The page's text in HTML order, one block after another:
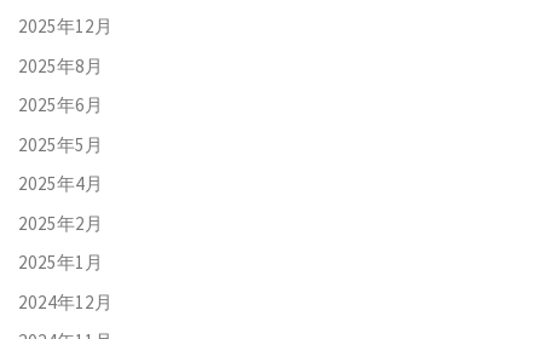
2025年12月
2025年8月
2025年6月
2025年5月
2025年4月
2025年2月
2025年1月
2024年12月